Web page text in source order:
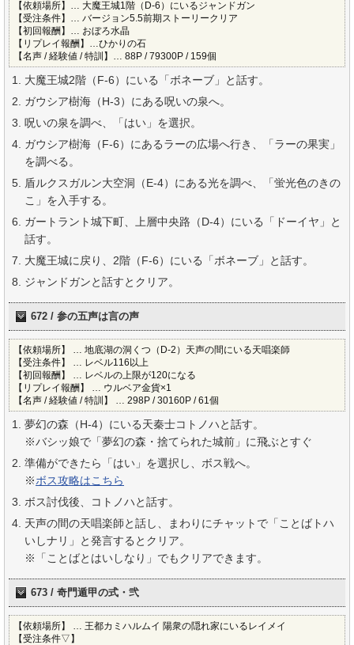
【依頼場所】… 大魔王城1階（D-6）にいるジャンドガン
【受注条件】… バージョン5.5前期ストーリークリア
【初回報酬】… おぼろ水晶
【リプレイ報酬】…ひかりの石
【名声 / 経験値 / 特訓】… 88P / 79300P / 159個
大魔王城2階（F-6）にいる「ボネーブ」と話す。
ガウシア樹海（H-3）にある呪いの泉へ。
呪いの泉を調べ、「はい」を選択。
ガウシア樹海（F-6）にあるラーの広場へ行き、「ラーの果実」
を調べる。
盾ルクスガルン大空洞（E-4）にある光を調べ、「蛍光色のきの
こ」を入手する。
ガートラント城下町、上層中央路（D-4）にいる「ドーイヤ」と
話す。
大魔王城に戻り、2階（F-6）にいる「ボネーブ」と話す。
ジャンドガンと話すとクリア。
672 / 参の五声は言の声
【依頼場所】 … 地底湖の洞くつ（D-2）天声の間にいる天唱楽師
【受注条件】 … レベル116以上
【初回報酬】 … レベルの上限が120になる
【リプレイ報酬】 … ウルベア金貨×1
【名声 / 経験値 / 特訓】 … 298P / 30160P / 61個
夢幻の森（H-4）にいる天秦士コトノハと話す。
※バシッ娘で「夢幻の森・捨てられた城前」に飛ぶとすぐ
準備ができたら「はい」を選択し、ボス戦へ。
※ボス攻略はこちら
ボス討伐後、コトノハと話す。
天声の間の天唱楽師と話し、まわりにチャットで「ことばトハ
いしナリ」と発言するとクリア。
※「ことばとはいしなり」でもクリアできます。
673 / 奇門遁甲の式・弐
【依頼場所】 … 王都カミハルムイ 陽衆の隠れ家にいるレイメイ
【受注条件▽】